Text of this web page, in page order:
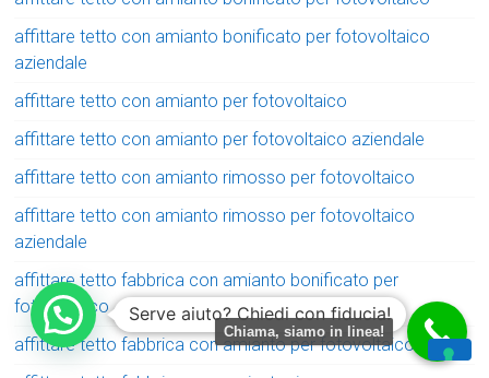
affittare tetto con amianto bonificato per fotovoltaico
aziendale
affittare tetto con amianto per fotovoltaico
affittare tetto con amianto per fotovoltaico aziendale
affittare tetto con amianto rimosso per fotovoltaico
affittare tetto con amianto rimosso per fotovoltaico
aziendale
affittare tetto fabbrica con amianto bonificato per
fotovoltaico
affittare tetto fabbrica con amianto per fotovoltaico
Serve aiuto? Chiedi con fiducia!
Chiama, siamo in linea!